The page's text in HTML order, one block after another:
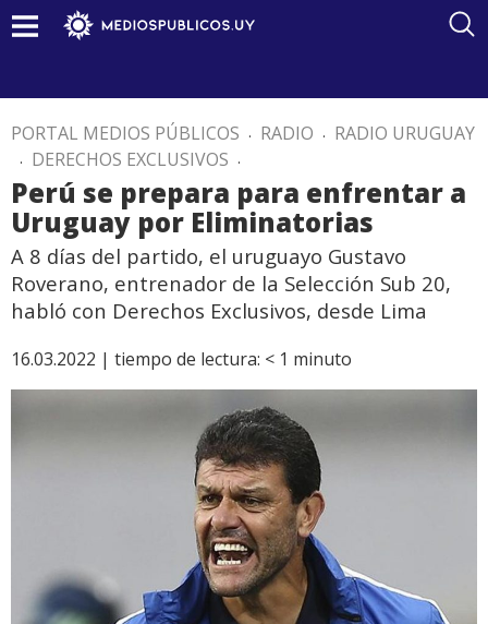
PORTAL MEDIOS PÚBLICOS . RADIO . RADIO URUGUAY
. DERECHOS EXCLUSIVOS .
Perú se prepara para enfrentar a
Uruguay por Eliminatorias
A 8 días del partido, el uruguayo Gustavo
Roverano, entrenador de la Selección Sub 20,
habló con Derechos Exclusivos, desde Lima
16.03.2022 | tiempo de lectura: < 1 minuto